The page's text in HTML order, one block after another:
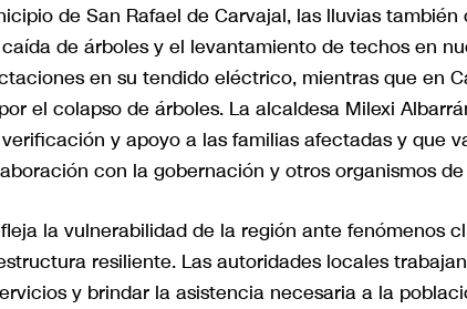
de San Rafael de Carvajal, las lluvias
de árboles y el levantamiento de techos en
en su tendido eléctrico, mientras que en
el colapso de árboles. La alcaldesa Milexi
y apoyo a las familias afectadas y que
con la gobernación y otros organismos
la vulnerabilidad de la región ante fenómenos
resiliente. Las autoridades locales
y brindar la asistencia necesaria a la